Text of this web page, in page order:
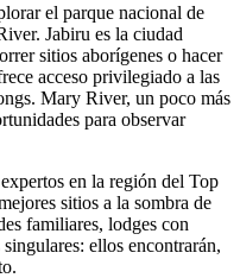
el parque nacional de
Jabiru es la ciudad
sitios aborígenes o hacer
acceso privilegiado a las
Mary River, un poco más
para observar
en la región del Top
sitios a la sombra de
familiares, lodges con
ellos encontrarán,